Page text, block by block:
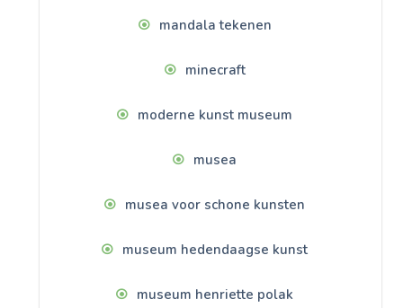
mandala tekenen
minecraft
moderne kunst museum
musea
musea voor schone kunsten
museum hedendaagse kunst
museum henriette polak